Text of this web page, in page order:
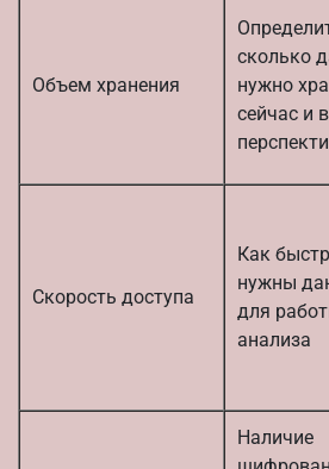
Объем хранения
сколько
нужно
сейчас и в
Скорость доступа
Как
нужны
для
анализа
Наличие